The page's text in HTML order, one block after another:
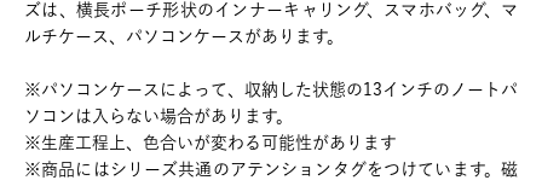
ズは、横長ポーチ形状のインナーキャリング、スマホバッグ、マ
ルチケース、パソコンケースがあります。
※パソコンケースによって、収納した状態の13インチのノートパ
ソコンは入らない場合があります。
※生産工程上、色合いが変わる可能性があります
※商品にはシリーズ共通のアテンションタグをつけています。磁